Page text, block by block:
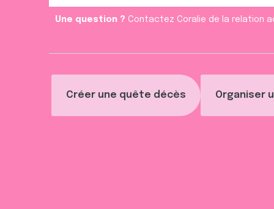
n
t
Créer une quête décès Organiser
Une question ? Contactez Coralie de la relation